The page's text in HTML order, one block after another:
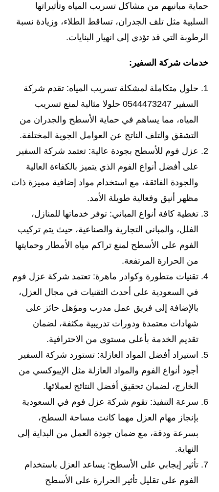
حماية مبانيهم من مشاكل تسريب المياه وتأثيراتها
السلبية مثل تلف الجدران، تساقط الطلاء، وزيادة نسبة
الرطوبة التي قد تؤدي إلى انهيار البنايات.
خدمات شركة السفير:
حلول متكاملة لمشكلة تسريب المياه: تقدم شركة
السفير 0544473247 حلولا مثالية لمنع تسريب
المياه، مما يساهم في حماية الأسطح والجدران من
التشقق والتلف الناتج عن العوامل الجوية المختلفة.
عزل فوم للأسطح بجودة عالية: تعتمد شركة السفير
على أفضل أنواع الفوم الذي يتميز بالكفاءة العالية
والجودة الفائقة، مع استخدام مواد إضافية مميزة ذات
مظهر أنيق وفعالية طويلة الأمد.
تغطية كافة أنواع المباني: توفر خدماتها للمنازل،
الفلل، والمباني التجارية والصناعية، حيث يتم تركيب
الفوم على الأسطح لمنع تراكم مياه الأمطار وحمايتها
من الحرارة المرتفعة.
تقنيات متطورة وكوادر ماهرة: تعتمد شركة عزل فوم
في السعودية على أحدث التقنيات في مجال العزل،
بالإضافة إلى فريق عمل مدرب ومؤهل حائز على
شهادات معتمدة ودورات تدريبية مكثفة، لضمان
تقديم الخدمة بأعلى مستوى من الاحترافية.
استيراد أفضل المواد العازلة: تستورد شركة السفير
أجود أنواع الفوم والمواد العازلة مثل الإيبوكسي من
الخارج، لضمان تحقيق أفضل النتائج لعملائها.
سرعة التنفيذ: تقوم شركة عزل فوم في السعودية
بإنجاز مهام العزل مهما كانت مساحة السطح،
بسرعة ودقة، مع ضمان جودة العمل من البداية إلى
النهاية.
تأثير إيجابي على الأسطح: يساعد العزل باستخدام
الفوم على تقليل تأثير الحرارة على الأسطح